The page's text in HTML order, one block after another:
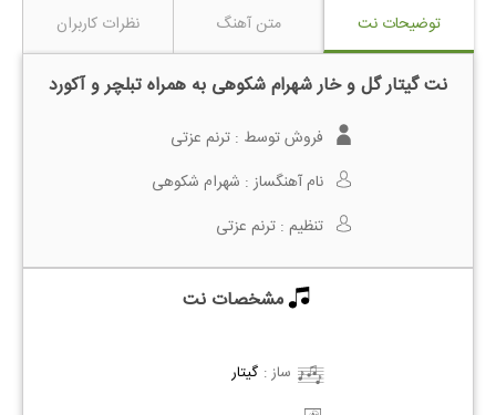
توضیحات نت متن آهنگ نظرات کاربران
نت گیتار گل و خار شهرام شکوهی به همراه تبلچر و آکورد
فروش توسط : ترنم عزتی
نام آهنگساز : شهرام شکوهی
تنظیم : ترنم عزتی
مشخصات نت
ساز : گیتار